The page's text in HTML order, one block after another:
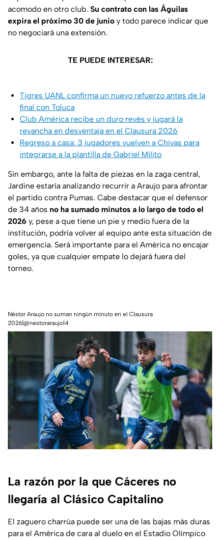
acomodo en otro club. Su contrato con las Águilas
expira el próximo 30 de junio y todo parece indicar que
no negociará una extensión.
TE PUEDE INTERESAR:
Tigres UANL confirma un nuevo refuerzo antes de la
final con Toluca
Club América recibe un duro revés y jugará la
revancha en desventaja en el Clausura 2026
Regreso a casa: 3 jugadores vuelven a Chivas para
integrarse a la plantilla de Gabriel Milito
Sin embargo, ante la falta de piezas en la zaga central,
Jardine estaría analizando recurrir a Araujo para afrontar
el partido contra Pumas. Cabe destacar que el defensor
de 34 años no ha sumado minutos a lo largo de todo el
2026 y, pese a que tiene un pie y medio fuera de la
institución, podría volver al equipo ante esta situación de
emergencia. Será importante para el América no encajar
goles, ya que cualquier empate lo dejará fuera del
torneo.
Néstor Araujo no suman ningún minuto en el Clausura
2026|@nestoraraujo14
La razón por la que Cáceres no
llegaría al Clásico Capitalino
El zaguero charrúa puede ser una de las bajas más duras
para el América de cara al duelo en el Estadio Olímpico